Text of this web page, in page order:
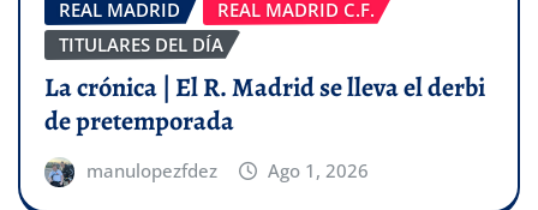
REAL MADRID
REAL MADRID C.F.
TITULARES DEL DÍA
La crónica | El R. Madrid se lleva el derbi
de pretemporada
manulopezfdez Ago 1, 2026